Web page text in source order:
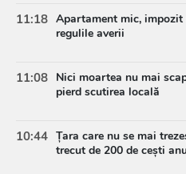
11:18 Apartament mic, impozit
regulile averii
11:08 Nici moartea nu mai
pierd scutirea locală
10:44 Țara care nu se mai
trecut de 200 de cești